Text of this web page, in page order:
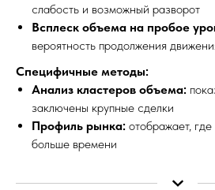
слабость и возможный разворот
Всплеск объема на пробое
вероятность продолжения
Специфичные методы:
Анализ кластеров объема:
заключены крупные сделки
Профиль рынка: отображает,
больше времени